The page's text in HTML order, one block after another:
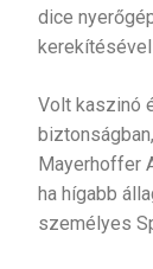
dice
Volt kaszinó
Mayerhoffer
ha hígabb
személyes